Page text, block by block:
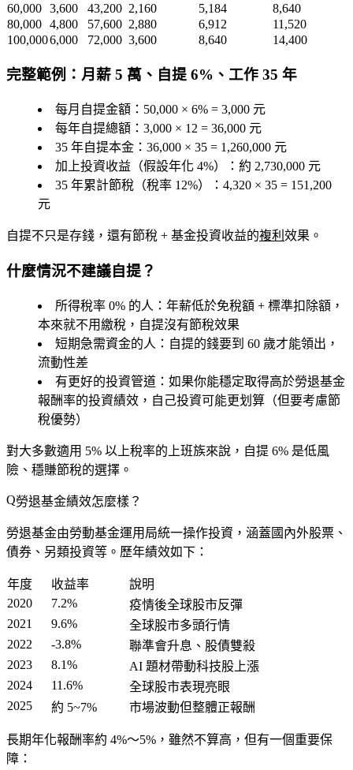
60,000 3,600 43,200 2,160 5,184
8,640
80,000 4,800 57,600 2,880 6,912
11,520
100,0006,000 72,000 3,600 8,640 14,400
完整範例：月薪 5 萬、自提 6%、工作 35 年
每月自提金額：50,000 × 6% = 3,000 元
每年自提總額：3,000 × 12 = 36,000 元
35 年自提本金：36,000 × 35 = 1,260,000 元
加上投資收益（假設年化 4%）：約 2,730,000 元
35 年累計節稅（稅率 12%）：4,320 × 35 = 151,200
元
自提不只是存錢，還有節稅 + 基金投資收益的複利 效果。
什麼情況不建議自提？
所得稅率 0% 的人 ：年薪低於免稅額 + 標準扣除額，
本來就不用繳稅，自提沒有節稅效果
短期急需資金的人 ：自提的錢要到 60 歲才能領出，
流動性差
有更好的投資管道 ：如果你能穩定取得高於勞退基金
報酬率的投資績效，自己投資可能更划算（但要考慮節
稅優勢）
對大多數適用 5% 以上稅率的上班族來說， 自提 6% 是低風
險、穩賺節稅的選擇 。
勞退基金績效怎麼樣？
勞退基金由勞動基金運用局統一操作投資，涵蓋國內外股票、
債券、另類投資等。歷年績效如下：
年度 收益率
說明
2020
7.2%
疫情後全球股市反彈
2021
9.6%
全球股市多頭行情
2022
-3.8%
聯準會升息、股債雙殺
2023
8.1%
AI 題材帶動科技股上漲
2024
11.6%
全球股市表現亮眼
2025
約 5~7% 市場波動但整體正報酬
長期年化報酬率約 4%～5% ，雖然不算高，但有一個重要保
障：